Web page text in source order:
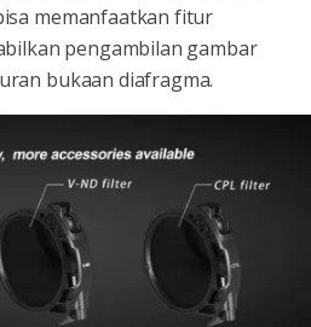
memanfaatkan fitur
pengambilan gambar
bukaan diafragma.